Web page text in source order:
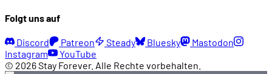
Folgt uns auf
Discord Patreon Steady Bluesky
Mastodon
Instagram
YouTube
© 2026 Stay Forever. Alle Rechte vorbehalten.